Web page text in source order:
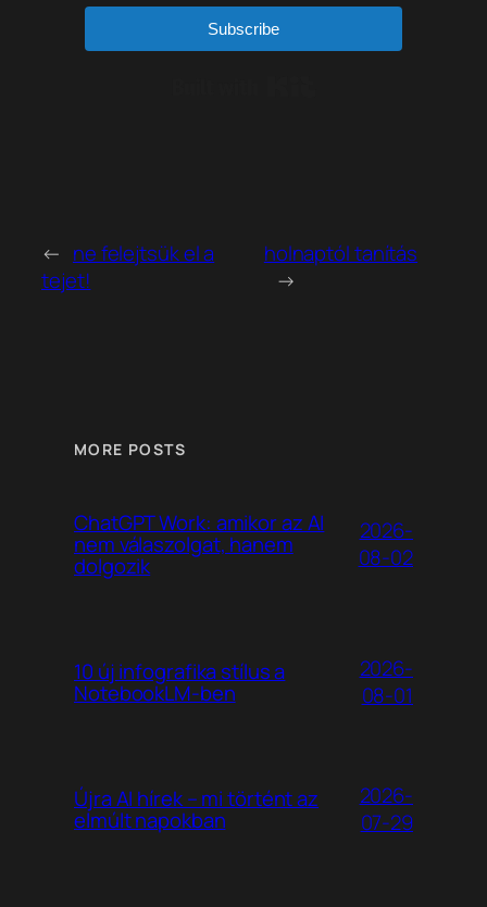
Subscribe
← ne felejtsük el a
tejet!
holnaptól tanítás
→
MORE POSTS
ChatGPT Work: amikor az AI
nem válaszolgat, hanem
dolgozik
2026-
08-02
10 új infografika stílus a
NotebookLM-ben
2026-
08-01
Újra AI hírek – mi történt az
elmúlt napokban
2026-
07-29